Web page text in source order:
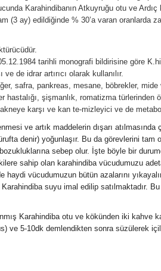
Karahindibanın Atkuyruğu otu ve
(3 ay) edildiğinde % 30’a varan oranlarda
tarihli monografi bildirisine göre
ve de idrar artırıcı olarak kullanılır.
safra, pankreas, mesane, böbrekler, mide
hastalığı, şişmanlık, romatizma
karşı ve kan te-mizleyici ve de
ve artık maddelerin dışarı
denir) yoğunlaşır. Bu da görevlerini tam
sebep olur. İşte böyle bir
sahip olan karahindiba vücudumuzu
haydi vücudumuzun bütün azalarını
suyu imal edilip satılmaktadır.
Karahindiba otu ve kökünden iki kahve
ve 5-10dk demlendikten sonra süzülerek